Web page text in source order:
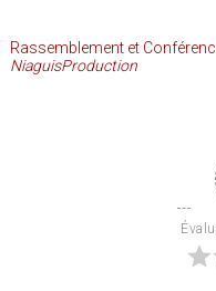
Rassemblement et
NiaguisProduction